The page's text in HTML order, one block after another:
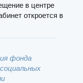
в центре
откроется в
фонда